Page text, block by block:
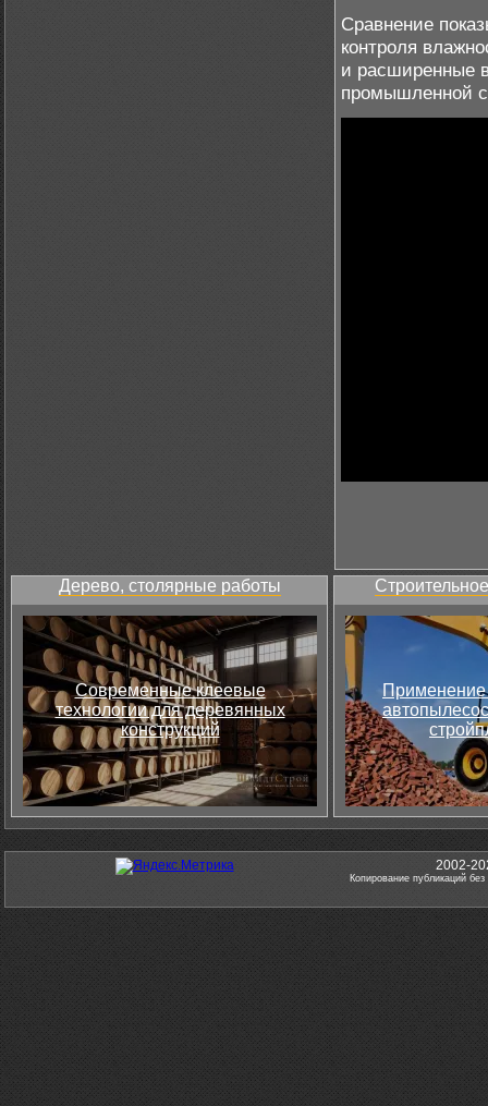
Сравнение
контроля
и расширенные
промышленной
Дерево, столярные работы
Современные клеевые
технологии для деревянных
конструкций
Применение
2002-
Копирование публикаций